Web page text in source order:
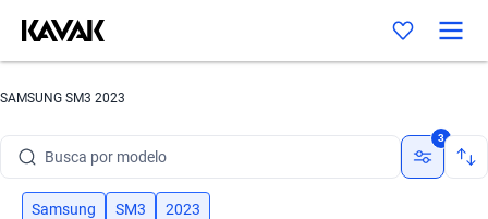
SAMSUNG SM3 2023
Busca por modelo
Busca por versión
3
Samsung SM3 2023